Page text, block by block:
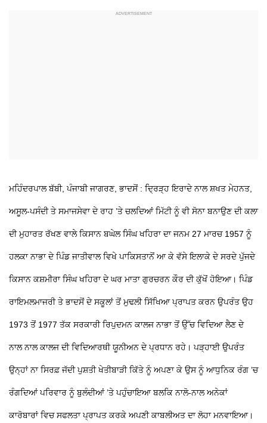
ਮਹਿੰਦਰਪਾਲ ਬੱਬੀ, ਪੰਜਾਬੀ ਜਾਗਰਣ, ਭਾਦਸੋਂ : ਦ੍ਰਿੜ੍ਹ ਇਰਾਦੇ ਨਾਲ ਸ਼ਖਤ ਮੇਹਨਤ,
ਅਸੂਲ-ਪਸੰਦੀ ਤੇ ਸਮਾਜਸੇਵਾ ਦੇ ਰਾਹ ’ਤੇ ਚਲਦਿਆਂ ਮਿੱਟੀ ਨੂੰ ਵੀ ਸੋਨਾ ਬਨਾਉਣ ਦੀ ਕਲਾ
ਦੀ ਮੁਹਾਰਤ ਰੱਖਣ ਵਾਲੇ ਕਿਸਾਨ ਬਘੇਲ ਸਿੰਘ ਖਹਿਰਾ ਦਾ ਜਨਮ 27 ਮਾਰਚ 1957 ਨੂੰ
ਹਲਕਾ ਨਾਭਾ ਦੇ ਪਿੰਡ ਜਾਤੀਵਾਲ ਵਿਖੇ ਪਾਕਿਸਤਾਨੋਂ ਆ ਕੇ ਵੱਸੇ ਇਲਾਕੇ ਦੇ ਸਰਦੇ ਪੁੱਜਦੇ
ਕਿਸਾਨ ਕਸ਼ਮੀਰਾ ਸਿੰਘ ਖਹਿਰਾ ਦੇ ਘਰ ਮਾਤਾ ਗੁਰਚਰਨ ਕੌਰ ਦੀ ਕੁੱਖੋਂ ਹੋਇਆ। ਪਿੰਡ
ਰਾਇਮਲਮਾਜਰੀ ਤੇ ਭਾਦਸੋਂ ਦੇ ਸਕੂਲਾਂ ਤੋਂ ਮੁਢਲੀ ਸਿੱਖਿਆ ਪ੍ਰਾਪਤ ਕਰਨ ਉਪਰੰਤ ਉਹ
1973 ਤੋਂ 1977 ਤੱਕ ਸਰਕਾਰੀ ਰਿਪੁਦਮਨ ਕਾਲਜ ਨਾਭਾ ਤੋਂ ਉੱਚ ਵਿਦਿਆ ਲੈਣ ਦੇ
ਨਾਲ ਨਾਲ ਕਾਲਜ ਦੀ ਵਿਦਿਆਰਥੀ ਯੂਨੀਅਨ ਦੇ ਪ੍ਰਧਾਨ ਰਹੇ। ਪੜ੍ਹਾਈ ਉਪਰੰਤ
ਉਨ੍ਹਾਂ ਨਾ ਸਿਰਫ਼ ਜੱਦੀ ਪੁਸ਼ਤੀ ਖੇਤੀਬਾੜੀ ਕਿੱਤੇ ਨੂੰ ਅਪਣਾ ਕੇ ਉਸ ਨੂੰ ਆਧੁਨਿਕ ਰੰਗ ’ਚ
ਰੰਗਦਿਆਂ ਪਰਿਵਾਰ ਨੂੰ ਬੁਲੰਦੀਆਂ ’ਤੇ ਪਹੁੰਚਾਇਆ ਬਲਕਿ ਨਾਲੋ-ਨਾਲ ਅਨੇਕਾਂ
ਕਾਰੋਬਾਰਾਂ ਵਿਚ ਸਫਲਤਾ ਪ੍ਰਾਪਤ ਕਰਕੇ ਅਪਣੀ ਕਾਬਲੀਅਤ ਦਾ ਲੋਹਾ ਮਨਵਾਇਆ।